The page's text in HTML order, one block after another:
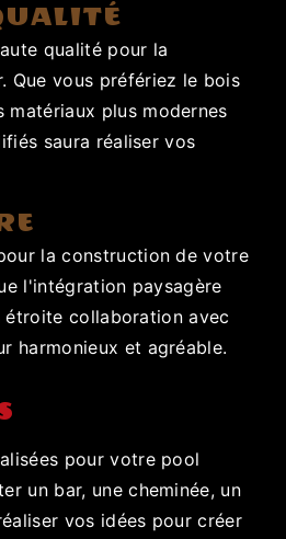
qualité pour la
Que vous préfériez le bois
matériaux plus modernes
saura réaliser vos
la construction de votre
l'intégration paysagère
collaboration avec
harmonieux et agréable.
pour votre pool
un bar, une cheminée, un
vos idées pour créer